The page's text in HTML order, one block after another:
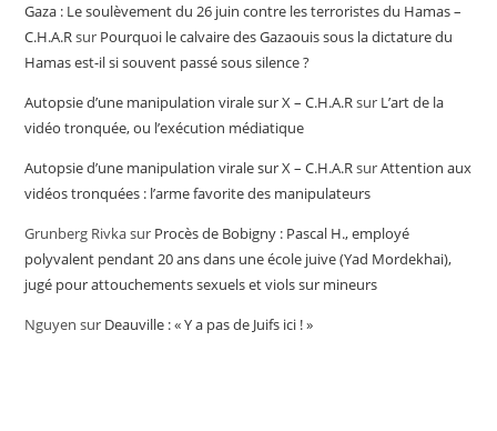
Gaza : Le soulèvement du 26 juin contre les terroristes du Hamas –
C.H.A.Rsur Pourquoi le calvaire des Gazaouis sous la dictature du
Hamas est-il si souvent passé sous silence ?
Autopsie d’une manipulation virale sur X – C.H.A.Rsur L’art de la
vidéo tronquée, ou l’exécution médiatique
Autopsie d’une manipulation virale sur X – C.H.A.RsurAttention aux
vidéos tronquées : l’arme favorite des manipulateurs
Grunberg Rivkasur Procès de Bobigny : Pascal H., employé
polyvalent pendant 20 ans dans une école juive (Yad Mordekhai),
jugé pour attouchements sexuels et viols sur mineurs
Nguyen sur Deauville : « Y a pas de Juifs ici ! »